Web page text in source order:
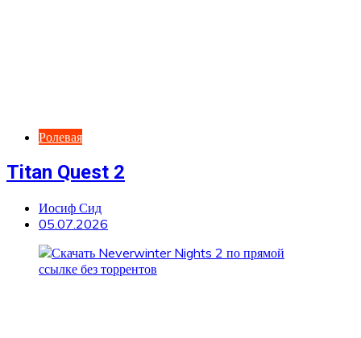
Ролевая
Titan Quest 2
Иосиф Сид
05.07.2026